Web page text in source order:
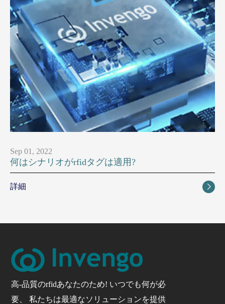
Sep 01, 2022
何はシナリオがrfidタグは適用?
詳細 
高-品質のrfidあなたのため! いつでも何が必
要、 私たちは最適なソリューションを提供